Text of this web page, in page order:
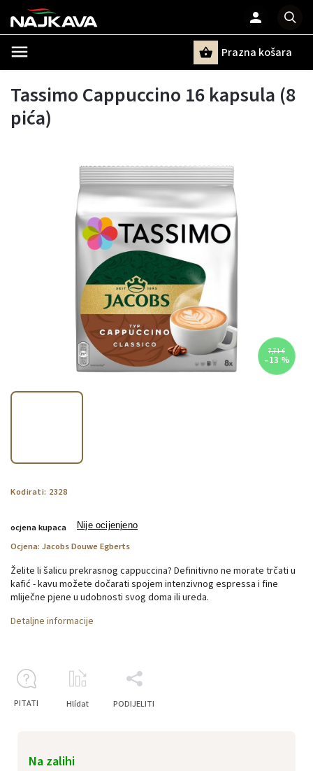
Prazna košara
Tassimo Cappuccino 16 kapsula (8
pića)
7,71 €
–13 %
Kodirati: 2328
ocjena kupaca Nije ocijenjeno
Ocjena: Jacobs Douwe Egberts
Na zalihi
Želite li šalicu prekrasnog cappuccina? Definitivno ne morate trčati u
kafić - kavu možete dočarati spojem intenzivnog espressa i fine
mliječne pjene u udobnosti svog doma ili ureda.
Detaljne informacije
PITATI Hlídat PODIJELITI